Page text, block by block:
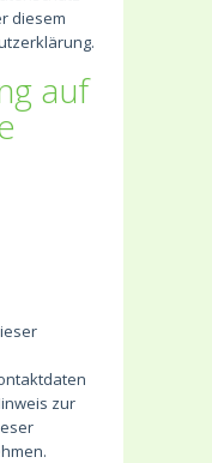
diesem
auf
zur